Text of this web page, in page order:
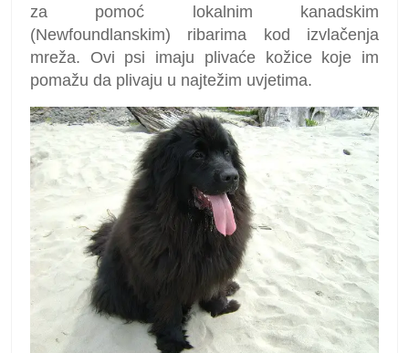
za pomoć lokalnim kanadskim
(Newfoundlanskim) ribarima kod izvlačenja
mreža. Ovi psi imaju plivaće kožice koje im
pomažu da plivaju u najtežim uvjetima.